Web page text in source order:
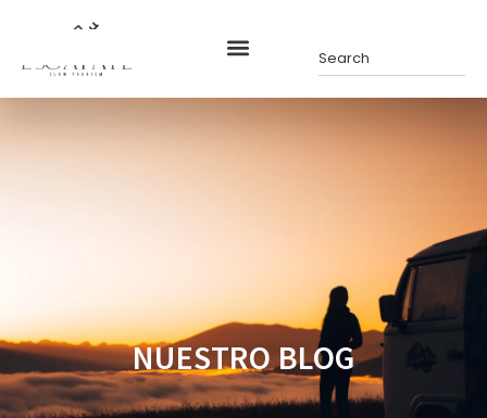
NUESTRO BLOG